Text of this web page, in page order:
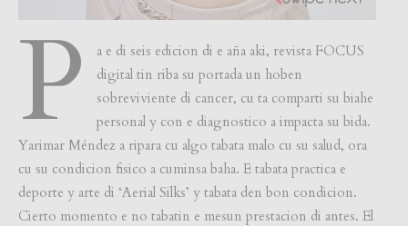
P
a e di seis edicion di e aña aki, revista FOCUS
digital tin riba su portada un hoben
sobreviviente di cancer, cu ta comparti su biahe
personal y con e diagnostico a impacta su bida.
Yarimar Méndez a ripara cu algo tabata malo cu su salud, ora
cu su condicion fisico a cuminsa baha. E tabata practica e
deporte y arte di ‘Aerial Silks’ y tabata den bon condicion.
Cierto momento e no tabatin e mesun prestacion di antes. El